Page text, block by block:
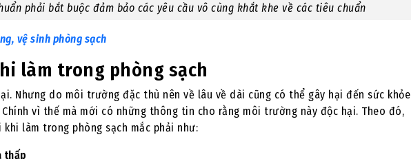
phải bắt buộc đảm bảo các yêu cầu vô cùng khắt khe về các tiêu chuẩn
vệ sinh phòng sạch
làm trong phòng sạch
Nhưng do môi trường đặc thù nên về lâu về dài cũng có thể gây hại đến sức khỏe
vì thế mà mới có những thông tin cho rằng môi trường này độc hại. Theo đó,
làm trong phòng sạch mắc phải như:
thấp